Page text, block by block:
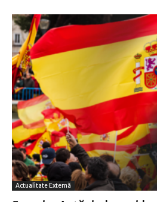
Actualitate Externă